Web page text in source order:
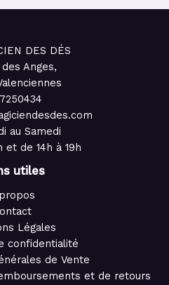
DES DÉS
Anges,
au Samedi
et de 14h à 19h
utiles
Légales
confidentialité
de Vente
et de retours